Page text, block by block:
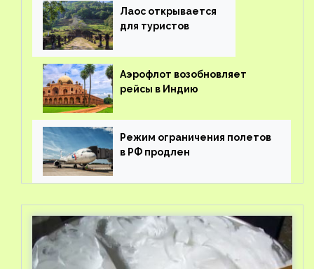
Лаос открывается
для туристов
Аэрофлот возобновляет
рейсы в Индию
Режим ограничения полетов
в РФ продлен